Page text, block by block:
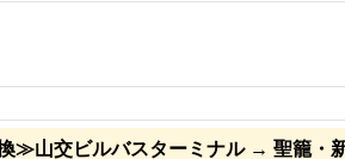
山交ビルバスターミナル → 聖籠・新